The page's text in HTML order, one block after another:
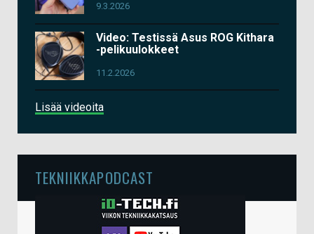
9.3.2026
Video: Testissä Asus ROG Kithara
-pelikuulokkeet
11.2.2026
Lisää videoita
TEKNIIKKAPODCAST